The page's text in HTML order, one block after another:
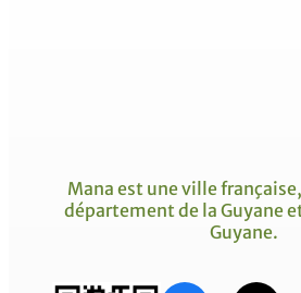
Mana est une ville
département de la Guyane
Guyane.